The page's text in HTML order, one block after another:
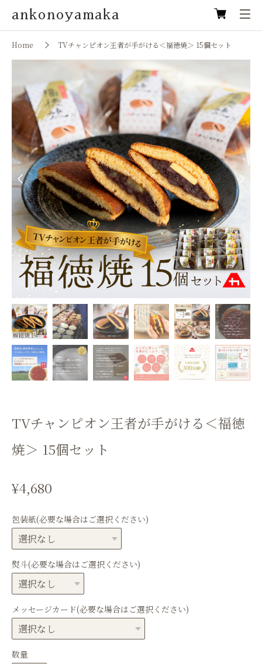
ankonoyamaka
Home TVチャンピオン王者が手がける＜福徳焼＞ 15個セット
Previous Next
TVチャンピオン王者が手がける＜福徳
焼＞ 15個セット
¥4,680
包装紙(必要な場合はご選択ください)
熨斗(必要な場合はご選択ください)
メッセージカード(必要な場合はご選択ください)
数量